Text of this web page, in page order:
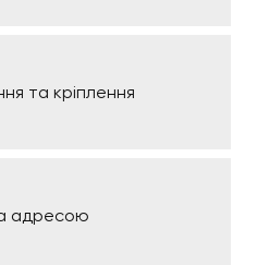
та кріплення
адресою